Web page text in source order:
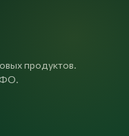
продуктов.